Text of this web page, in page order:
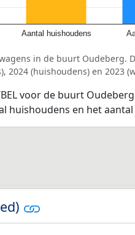
Aantal huishoudens
in de buurt Oudeberg.
2024 (huishoudens) en 2023
voor de buurt
huishoudens en het aantal